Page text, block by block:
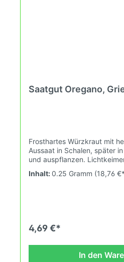
Saatgut Oregano,
Frosthartes Würzkraut mit
Aussaat in Schalen, später
und auspflanzen.
Randuja aus Samothrake
eingeführte Pflanze.
Inhalt: 0.25 Gramm (18,76
4,69 €*
In den